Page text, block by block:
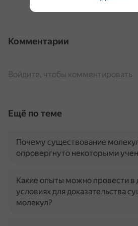
Комментарии
Войдите, чтобы комментировать
Ещё по теме
Почему существование
опровергнуто некоторыми
Какие опыты можно провести
условиях для доказательства
молекул?